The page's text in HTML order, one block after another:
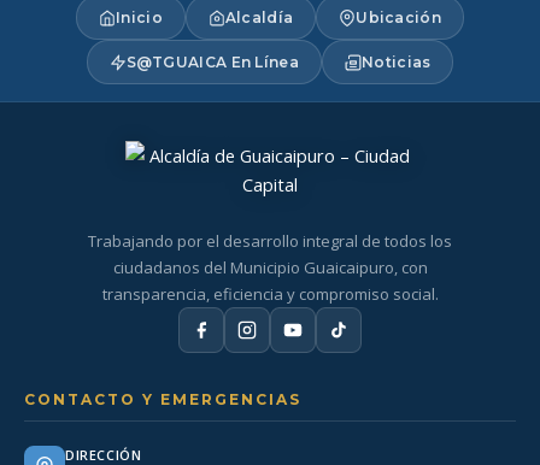
Inicio Alcaldía Ubicación
S@TGUAICA En Línea Noticias
Trabajando por el desarrollo integral de todos los
ciudadanos del Municipio Guaicaipuro, con
transparencia, eficiencia y compromiso social.
CONTACTO Y EMERGENCIAS
DIRECCIÓN